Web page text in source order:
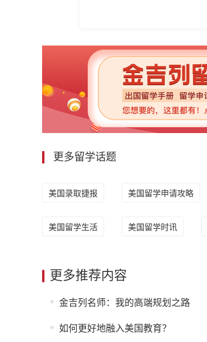
更多留学话题
美国录取捷报 美国留学申请攻略
美国留学生活 美国留学时讯
更多推荐内容
金吉列名师：我的高端规划之路
如何更好地融入美国教育？